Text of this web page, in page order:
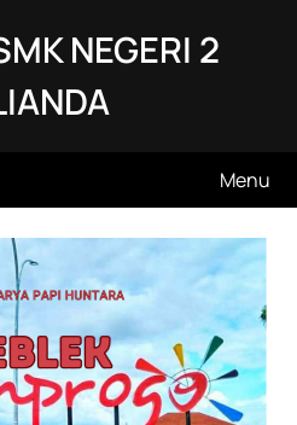
NEGERI 2
Menu